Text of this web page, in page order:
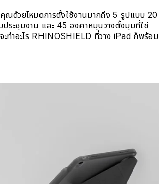
ณด้วยโหมดการตั้งใช้งานมากถึง 5 รูปแบบ 20
ระชุมงาน และ 45 องศาหมุนวางตั้งมุมที่ใช่
ะทำอะไร RHINOSHIELD ที่วาง iPad ก็พร้อม